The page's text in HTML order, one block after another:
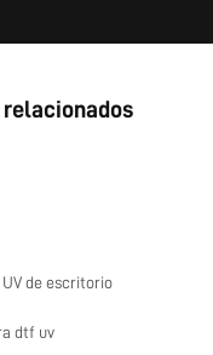
de escritorio
dtf uv